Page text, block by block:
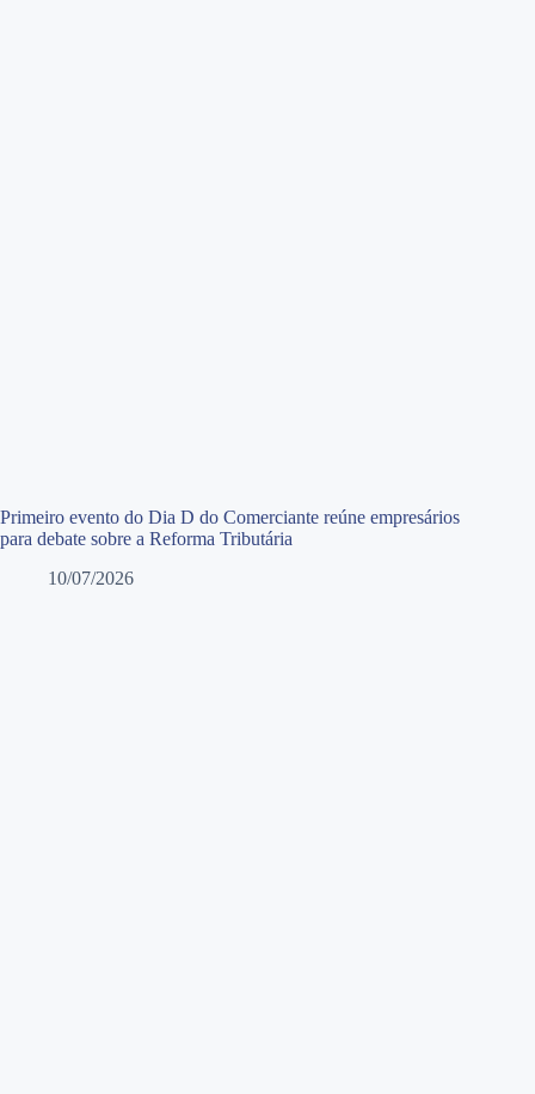
Primeiro evento do Dia D do Comerciante reúne empresários
para debate sobre a Reforma Tributária
10/07/2026